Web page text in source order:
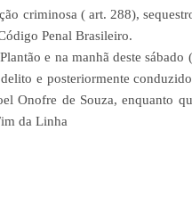
criminosa ( art. 288),
Penal Brasileiro.
e na manhã deste
e posteriormente
Onofre de Souza, enquanto
da Linha